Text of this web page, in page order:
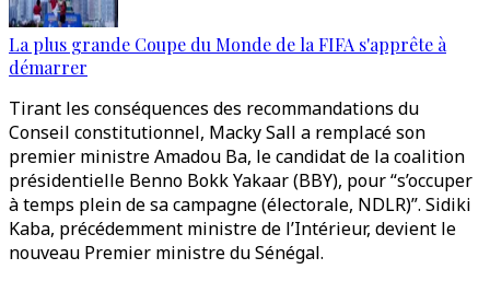
La plus grande Coupe du Monde de la FIFA s'apprête à
démarrer
Tirant les conséquences des recommandations du
Conseil constitutionnel, Macky Sall a remplacé son
premier ministre Amadou Ba, le candidat de la coalition
présidentielle Benno Bokk Yakaar (BBY), pour “s’occuper
à temps plein de sa campagne (électorale, NDLR)”. Sidiki
Kaba, précédemment ministre de l’Intérieur, devient le
nouveau Premier ministre du Sénégal.